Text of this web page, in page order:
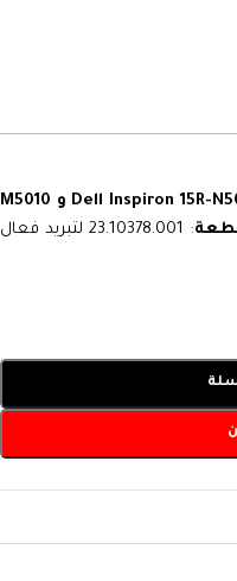
: 23.10378.001 لتبريد فعال